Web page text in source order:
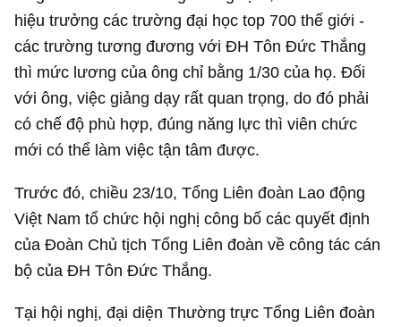
hiệu trưởng các trường đại học top 700 thế giới -
các trường tương đương với ĐH Tôn Đức Thắng
thì mức lương của ông chỉ bằng 1/30 của họ. Đối
với ông, việc giảng dạy rất quan trọng, do đó phải
có chế độ phù hợp, đúng năng lực thì viên chức
mới có thể làm việc tận tâm được.
Trước đó, chiều 23/10, Tổng Liên đoàn Lao động
Việt Nam tổ chức hội nghị công bố các quyết định
của Đoàn Chủ tịch Tổng Liên đoàn về công tác cán
bộ của ĐH Tôn Đức Thắng.
Tại hội nghị, đại diện Thường trực Tổng Liên đoàn